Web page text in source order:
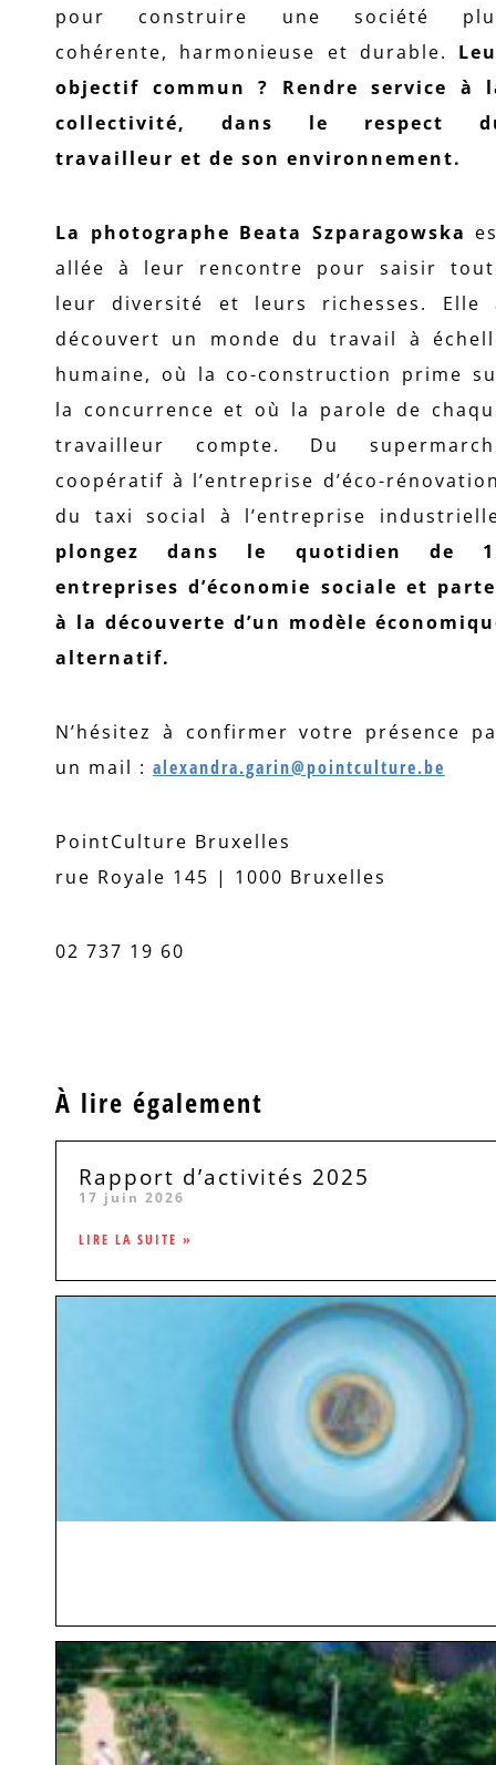
pour construire une société
cohérente, harmonieuse et durable.
objectif commun ? Rendre service à
collectivité, dans le respect
travailleur et de son environnement.
La photographe Beata Szparagowska
allée à leur rencontre pour saisir
leur diversité et leurs richesses. Elle
découvert un monde du travail à
humaine, où la co-construction prime
la concurrence et où la parole de
travailleur compte. Du
coopératif à l’entreprise d’éco-
du taxi social à l’entreprise
plongez dans le quotidien de
entreprises d’économie sociale et
à la découverte d’un modèle
alternatif.
N’hésitez à confirmer votre présence
un mail : alexandra.garin@pointculture.be
PointCulture Bruxelles
rue Royale 145 | 1000 Bruxelles
02 737 19 60
À lire également
Rapport d’activités 2025
17 juin 2026
LIRE LA SUITE »